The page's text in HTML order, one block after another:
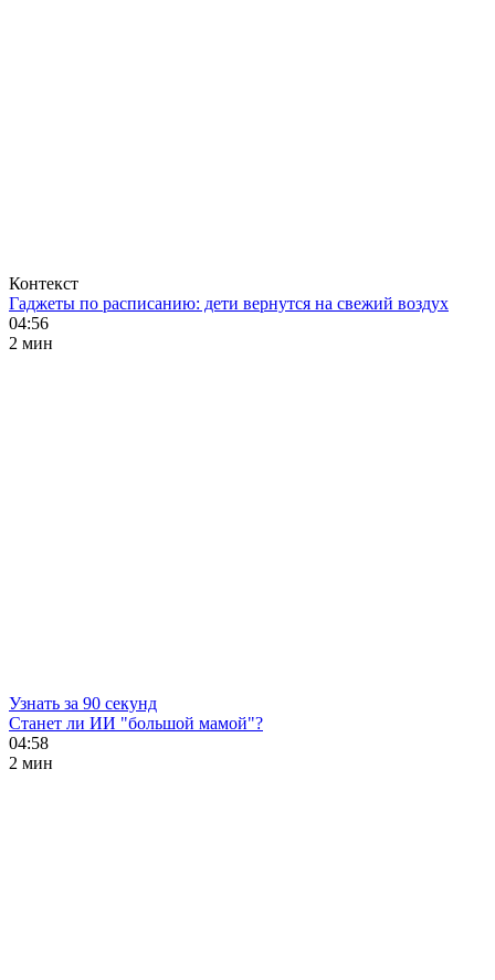
Контекст
Гаджеты по расписанию: дети вернутся на свежий воздух
04:56
2 мин
Узнать за 90 секунд
Станет ли ИИ "большой мамой"?
04:58
2 мин